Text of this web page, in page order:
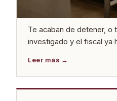
Te acaban de detener, o
investigado y el fiscal ya
que acaba de pasar a
sabes qué va a pasar en
cualquiera de los tres